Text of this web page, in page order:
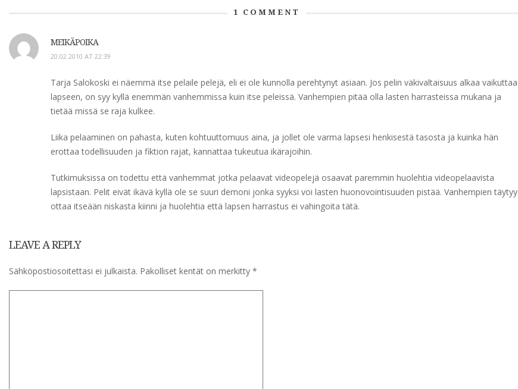
1 COMMENT
MEIKÄPOIKA
20.02.2010 AT 22:39
Tarja Salokoski ei näemmä itse pelaile pelejä, eli ei ole kunnolla perehtynyt asiaan. Jos pelin väkivaltaisuus alkaa vaikuttaa
lapseen, on syy kyllä enemmän vanhemmissa kuin itse peleissä. Vanhempien pitää olla lasten harrasteissa mukana ja
tietää missä se raja kulkee.
Liika pelaaminen on pahasta, kuten kohtuuttomuus aina, ja jollet ole varma lapsesi henkisestä tasosta ja kuinka hän
erottaa todellisuuden ja fiktion rajat, kannattaa tukeutua ikärajoihin.
Tutkimuksissa on todettu että vanhemmat jotka pelaavat videopelejä osaavat paremmin huolehtia videopelaavista
lapsistaan. Pelit eivät ikävä kyllä ole se suuri demoni jonka syyksi voi lasten huonovointisuuden pistää. Vanhempien täytyy
ottaa itseään niskasta kiinni ja huolehtia että lapsen harrastus ei vahingoita tätä.
LEAVE A REPLY
Sähköpostiosoitettasi ei julkaista. Pakolliset kentät on merkitty *